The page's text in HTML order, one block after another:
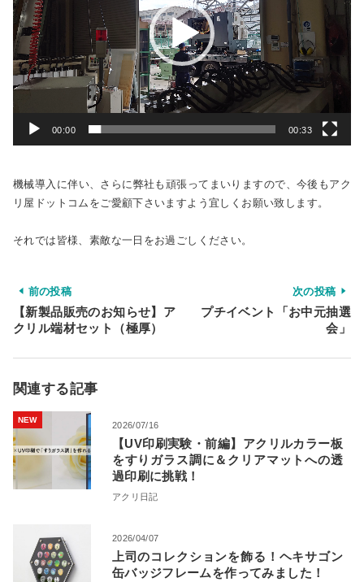
ー
ヤ
ー
00:00 00:33
機械導入に伴い、さらに弊社も頑張ってまいりますので、今後もアク
リ屋ドットコムをご愛顧下さいますよう宜しくお願い致します。
それでは皆様、素敵な一日をお過ごしください。
前の投稿
【新製品販売のお知らせ】ア
クリル端材セット（極厚）
次の投稿
プチイベント「お中元抽選
会」
関連する記事
NEW
2026/07/16
【UV印刷実験・前編】アクリルカラー板
をすりガラス調に＆クリアマットへの透
過印刷に挑戦！
アクリ日記
2026/04/07
上司のコレクションを飾る！ヘキサゴン
缶バッジフレームを作ってみました！